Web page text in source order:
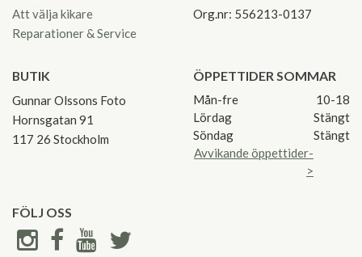
Att välja kikare
Reparationer & Service
Org.nr: 556213-0137
BUTIK
Gunnar Olssons Foto
Hornsgatan 91
117 26 Stockholm
ÖPPETTIDER SOMMAR
Mån-fre
10-18
Lördag
Stängt
Söndag
Stängt
Avvikande öppettider-
>
FÖLJ OSS